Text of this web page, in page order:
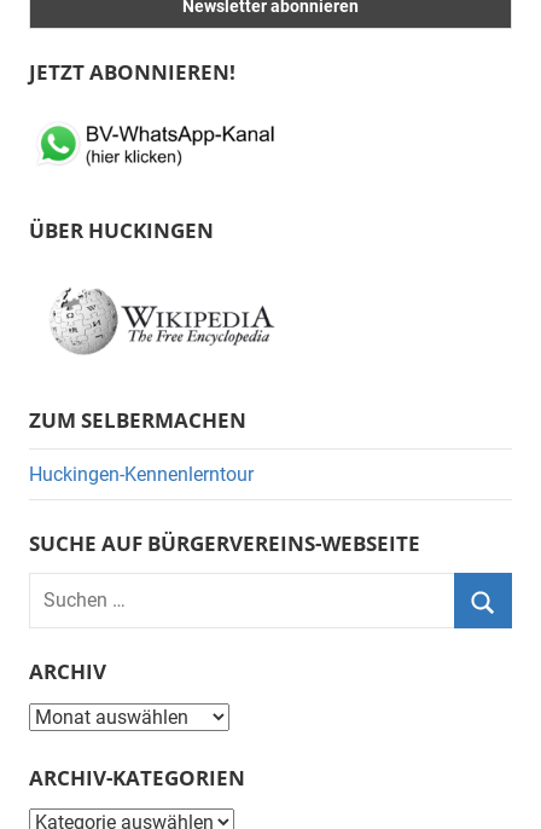
JETZT ABONNIEREN!
ÜBER HUCKINGEN
ZUM SELBERMACHEN
Huckingen-Kennenlerntour
SUCHE AUF BÜRGERVEREINS-WEBSEITE
Suchen
ARCHIV
Archiv
ARCHIV-KATEGORIEN
Archiv-